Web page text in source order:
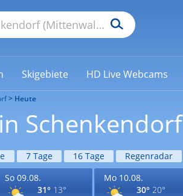
Skigebiete HD Live Webcams
Heute
Schenkendorf
7 Tage 16 Tage Regenradar
So 09.08.
31° 13°
Mo 10.08.
30° 20°